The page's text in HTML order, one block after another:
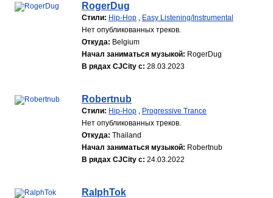
RogerDug
Стили: Hip-Hop , Easy Listening/Instrumental
Нет опубликованных треков.
Откуда: Belgium
Начал заниматься музыкой: RogerDug
В рядах CJCity с: 28.03.2023
Robertnub
Стили: Hip-Hop , Progressive Trance
Нет опубликованных треков.
Откуда: Thailand
Начал заниматься музыкой: Robertnub
В рядах CJCity с: 24.03.2022
RalphTok